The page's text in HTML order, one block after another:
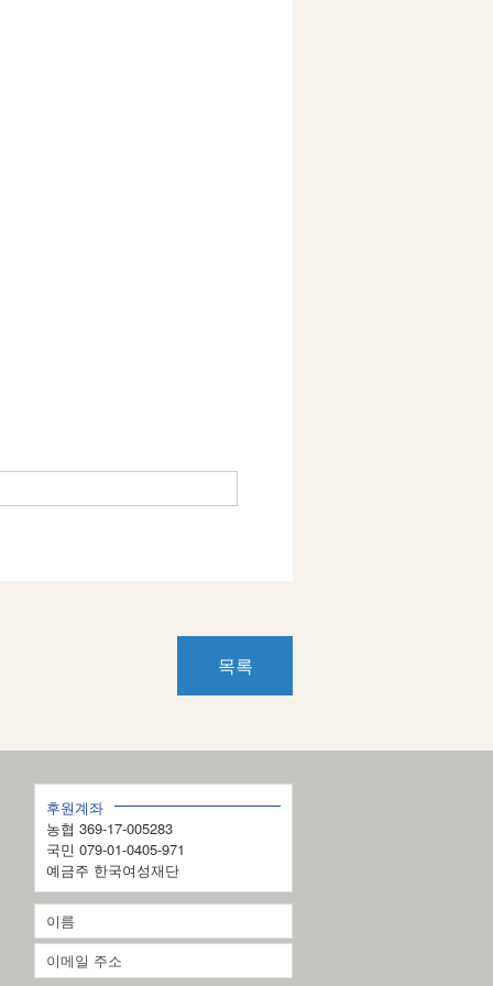
목록
후원계좌
농협 369-17-005283
국민 079-01-0405-971
예금주 한국여성재단